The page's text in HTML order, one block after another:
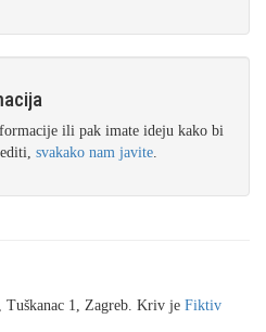
ili pak imate ideju kako bi
svakako nam javite.
1, Zagreb. Kriv je Fiktiv